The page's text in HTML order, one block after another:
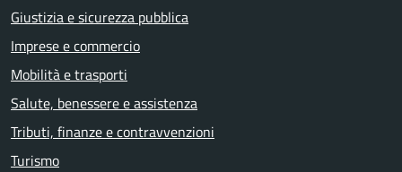
Giustizia e sicurezza pubblica
Imprese e commercio
Mobilità e trasporti
Salute, benessere e assistenza
Tributi, finanze e contravvenzioni
Turismo